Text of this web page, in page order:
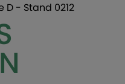
D - Stand 0212